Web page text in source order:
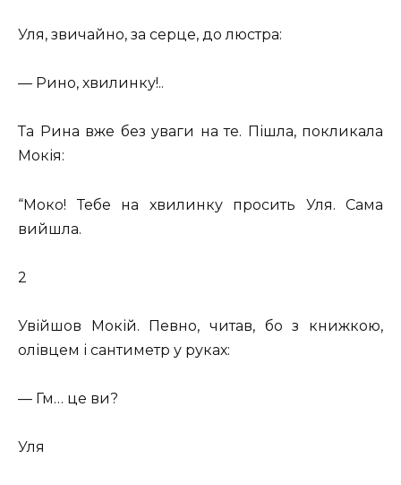
Уля, звичайно, за серце, до люстра:
— Рино, хвилинку!..
Та Рина вже без уваги на те. Пішла, покликала
Мокія:
“Моко! Тебе на хвилинку просить Уля. Сама
вийшла.
2
Увійшов Мокій. Певно, читав, бо з книжкою,
олівцем і сантиметр у руках:
— Гм… це ви?
Уля